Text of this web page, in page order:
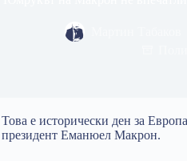
Това е исторически ден за
президент Еманюел Макрон.